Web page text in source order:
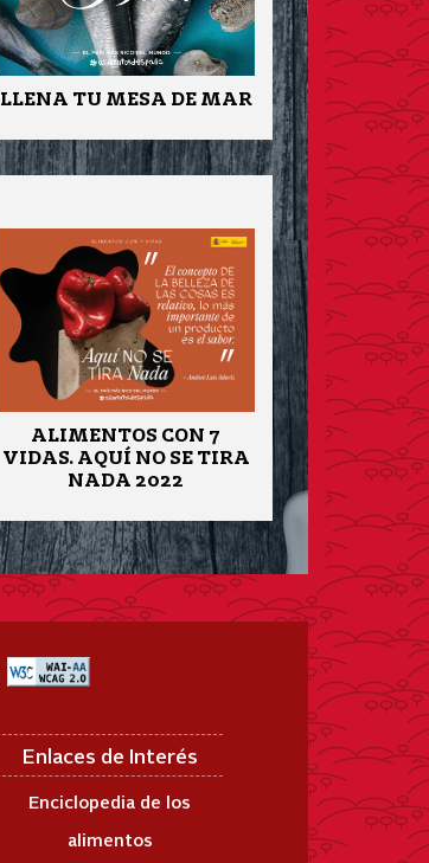
LLENA TU MESA DE MAR
ALIMENTOS CON 7
VIDAS. AQUÍ NO SE TIRA
NADA 2022
Enlaces de Interés
Enciclopedia de los
alimentos